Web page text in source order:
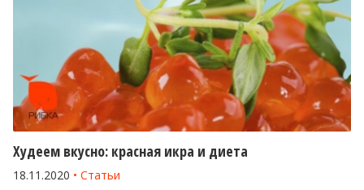
Худеем вкусно: красная икра и диета
18.11.2020
Статьи